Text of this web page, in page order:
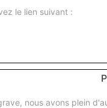
le lien suivant :
nous avons plein